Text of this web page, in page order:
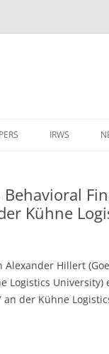
IRWS
WORKSHOP
ORGANISERS
Kühne
Alexander Hillert
University)
an der Kühne